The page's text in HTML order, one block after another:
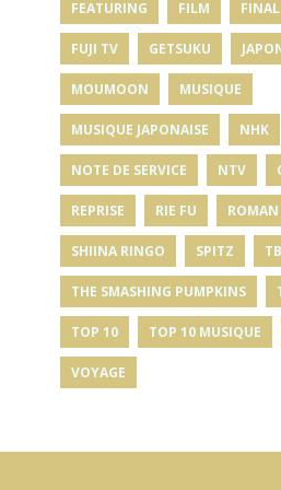
FEATURING FILM
FUJI TV GETSUKU
MOUMOON MUSIQUE
MUSIQUE JAPONAISE NHK
NOTE DE SERVICE NTV
REPRISE RIE FU ROMAN
SHIINA RINGO SPITZ
THE SMASHING PUMPKINS
TOP 10 TOP 10 MUSIQUE
VOYAGE